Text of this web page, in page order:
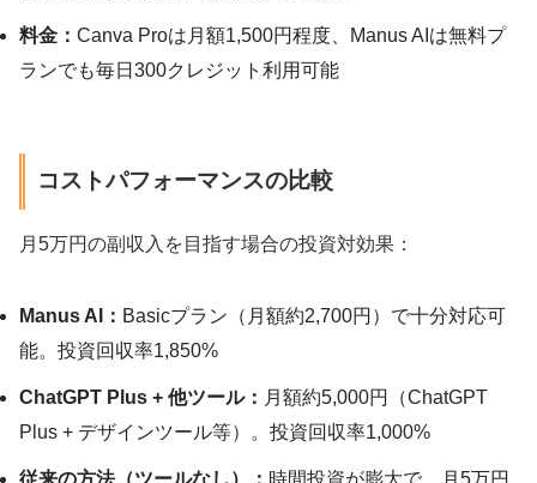
料金： Canva Proは月額1,500円程度、Manus AIは無料プ
ランでも毎日300クレジット利用可能
コストパフォーマンスの比較
月5万円の副収入を目指す場合の投資対効果：
Manus AI： Basicプラン（月額約2,700円）で十分対応可
能。投資回収率1,850%
ChatGPT Plus + 他ツール： 月額約5,000円（ChatGPT
Plus + デザインツール等）。投資回収率1,000%